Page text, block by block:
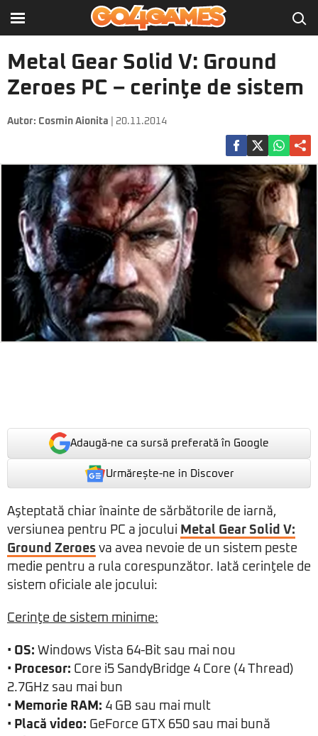
Metal Gear Solid V: Ground
Zeroes PC – cerinţe de sistem
Autor: Cosmin Aionita | 20.11.2014
Adaugă-ne ca sursă preferată în Google
Urmărește-ne in Discover
Aşteptată chiar înainte de sărbătorile de iarnă,
versiunea pentru PC a jocului Metal Gear Solid V:
Ground Zeroes va avea nevoie de un sistem peste
medie pentru a rula corespunzător. Iată cerinţele de
sistem oficiale ale jocului:
Cerinţe de sistem minime:
• OS: Windows Vista 64-Bit sau mai nou
• Procesor: Core i5 SandyBridge 4 Core (4 Thread)
2.7GHz sau mai bun
• Memorie RAM: 4 GB sau mai mult
• Placă video: GeForce GTX 650 sau mai bună